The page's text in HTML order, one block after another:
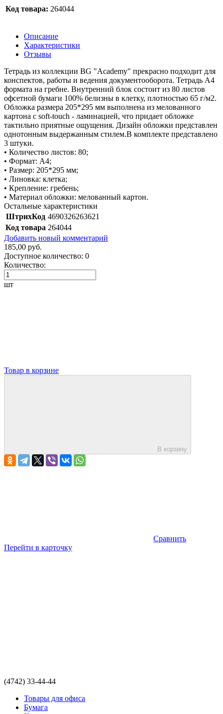
Код товара: 264044
Описание
Характеристики
Отзывы
Тетрадь из коллекции BG "Academy" прекрасно подходит для
конспектов, работы и ведения документооборота. Тетрадь А4
формата на гребне. Внутренний блок состоит из 80 листов
офсетной бумаги 100% белизны в клетку, плотностью 65 г/м2.
Обложка размера 205*295 мм выполнена из мелованного
картона с soft-touch - ламинацией, что придает обложке
тактильно приятные ощущения. Дизайн обложки представлен
однотонным выдержанным стилем.В комплекте представлено
3 штуки.
• Количество листов: 80;
• Формат: А4;
• Размер: 205*295 мм;
• Линовка: клетка;
• Крепление: гребень;
• Материал обложки: мелованный картон.
Остальные характеристики
ШтрихКод 4690326263621
Код товара 264044
Добавить новый комментарий
185,00 руб.
Доступное количество: 0
Количество:
шт
Товар в корзине
В корзину
Сравнить
Перейти в карточку
(4742) 33-44-44
Товары для офиса
Бумага